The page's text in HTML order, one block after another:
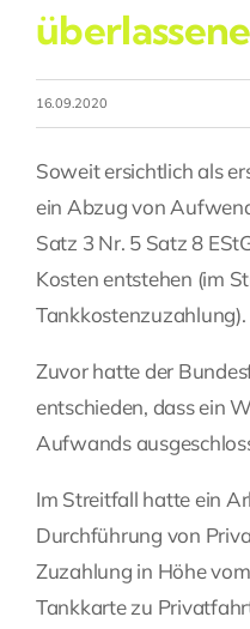
16.09.2020
Soweit ersichtlich als
ein Abzug von
Satz 3 Nr. 5 Satz 8
Kosten entstehen (im
Tankkostenzuzahlung).
Zuvor hatte der
entschieden, dass ein
Aufwands
Im Streitfall hatte ein
Durchführung von
Zuzahlung in Höhe
Tankkarte zu